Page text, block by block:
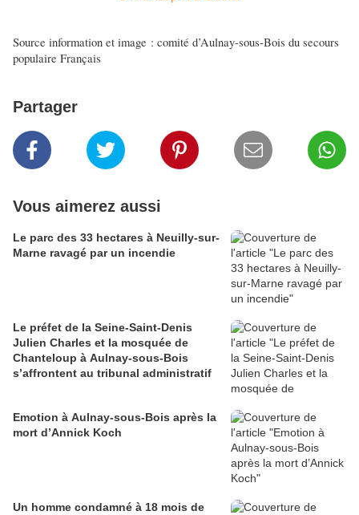
Source information et image : comité d’Aulnay-sous-Bois du secours
populaire Français
Partager
Vous aimerez aussi
Le parc des 33 hectares à Neuilly-sur-
Marne ravagé par un incendie
Le préfet de la Seine-Saint-Denis
Julien Charles et la mosquée de
Chanteloup à Aulnay-sous-Bois
s’affrontent au tribunal administratif
Emotion à Aulnay-sous-Bois après la
mort d’Annick Koch
Un homme condamné à 18 mois de